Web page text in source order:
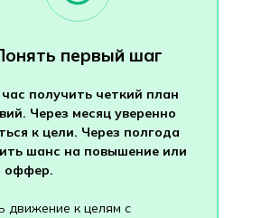
первый шаг
получить четкий план
Через месяц уверенно
к цели. Через полгода
шанс на повышение или
оффер.
движение к целям с